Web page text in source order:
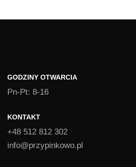
GODZINY OTWARCIA
Pn-Pt: 8-16
KONTAKT
+48 512 812 302
info@przypinkowo.pl